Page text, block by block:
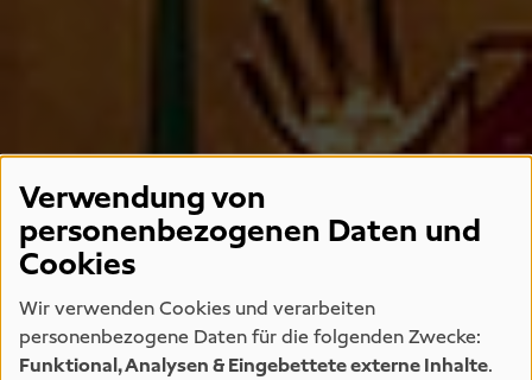
Verwendung von
personenbezogenen Daten und
Cookies
Wir verwenden Cookies und verarbeiten
personenbezogene Daten für die folgenden Zwecke:
Funktional, Analysen & Eingebettete externe Inhalte.